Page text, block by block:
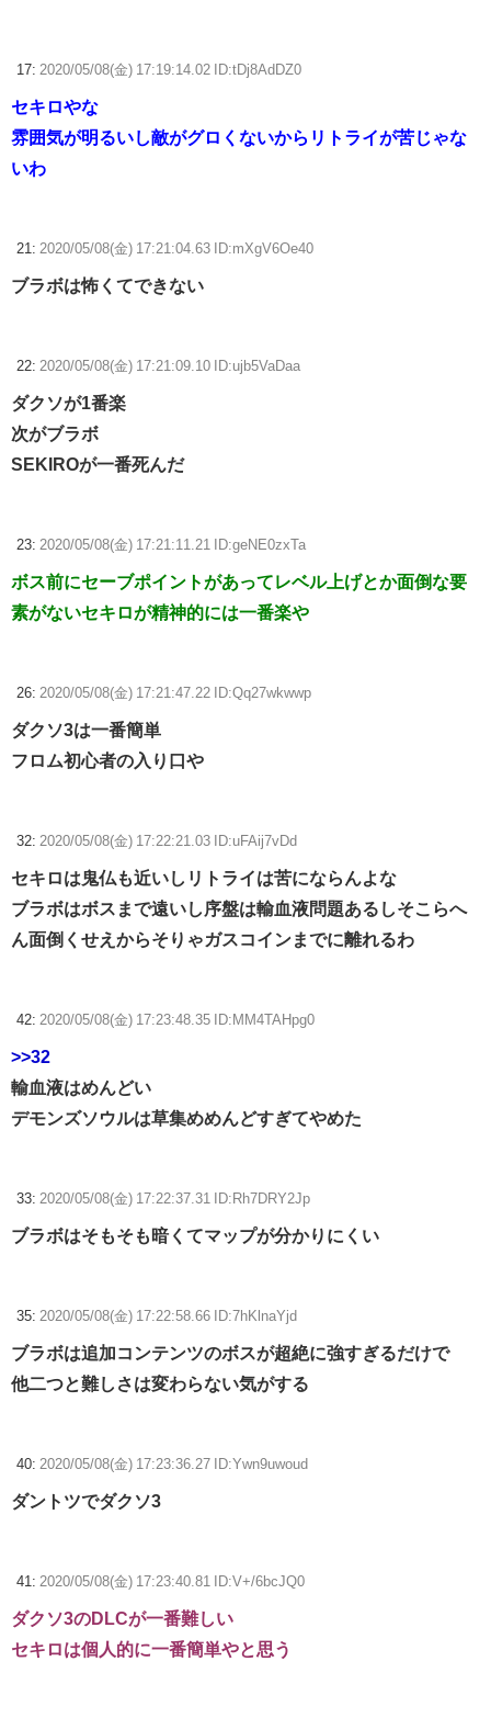
17: 2020/05/08(金) 17:19:14.02 ID:tDj8AdDZ0
セキロやな
雰囲気が明るいし敵がグロくないからリトライが苦じゃな
いわ
21: 2020/05/08(金) 17:21:04.63 ID:mXgV6Oe40
ブラボは怖くてできない
22: 2020/05/08(金) 17:21:09.10 ID:ujb5VaDaa
ダクソが1番楽
次がブラボ
SEKIROが一番死んだ
23: 2020/05/08(金) 17:21:11.21 ID:geNE0zxTa
ボス前にセーブポイントがあってレベル上げとか面倒な要
素がないセキロが精神的には一番楽や
26: 2020/05/08(金) 17:21:47.22 ID:Qq27wkwwp
ダクソ3は一番簡単
フロム初心者の入り口や
32: 2020/05/08(金) 17:22:21.03 ID:uFAij7vDd
セキロは鬼仏も近いしリトライは苦にならんよな
ブラボはボスまで遠いし序盤は輸血液問題あるしそこらへ
ん面倒くせえからそりゃガスコインまでに離れるわ
42: 2020/05/08(金) 17:23:48.35 ID:MM4TAHpg0
>>32
輸血液はめんどい
デモンズソウルは草集めめんどすぎてやめた
33: 2020/05/08(金) 17:22:37.31 ID:Rh7DRY2Jp
ブラボはそもそも暗くてマップが分かりにくい
35: 2020/05/08(金) 17:22:58.66 ID:7hKlnaYjd
ブラボは追加コンテンツのボスが超絶に強すぎるだけで
他二つと難しさは変わらない気がする
40: 2020/05/08(金) 17:23:36.27 ID:Ywn9uwoud
ダントツでダクソ3
41: 2020/05/08(金) 17:23:40.81 ID:V+/6bcJQ0
ダクソ3のDLCが一番難しい
セキロは個人的に一番簡単やと思う